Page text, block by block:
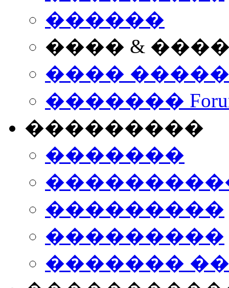
������
���� &
����
�������
���������
�������
���������
���������
�������